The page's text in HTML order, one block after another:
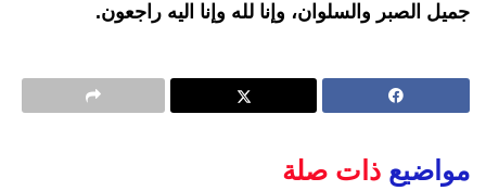
جميل الصبر والسلوان، وإنا لله وإنا اليه راجعون.
مواضيع ذات صلة